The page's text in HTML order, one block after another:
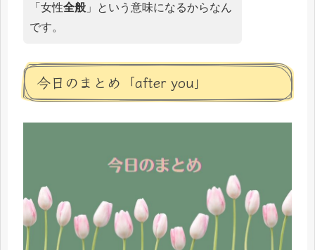
「女性全般 」という意味になるからなん
です。
今日のまとめ「after you」